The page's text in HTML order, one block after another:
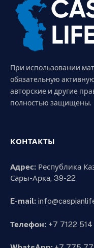
При использовании
обязательную
авторские и другие
полностью защищены.
КОНТАКТЫ
Адрес: Республика
Сары-Арка, 39-22
E-mail:
Телефон: +7 7122